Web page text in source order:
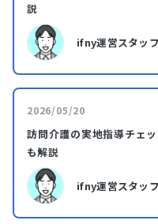
説
ifny運営スタッフ
2026/05/20
訪問介護の実地指導チェ
も解説
ifny運営スタッフ